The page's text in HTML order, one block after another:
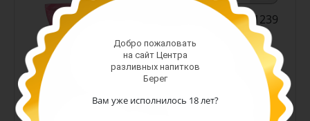
Арт. 11239
119.00 руб.
Добро пожаловать
на сайт Центра
разливных напитков
Берег
Вам уже исполнилось 18 лет?